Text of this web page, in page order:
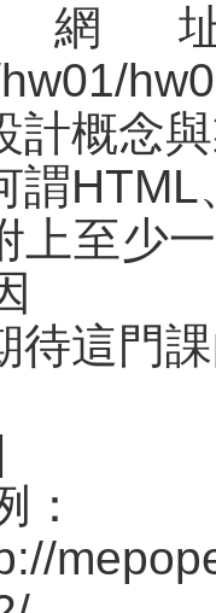
址
計概念
謂HTML
上至少
待這門
：